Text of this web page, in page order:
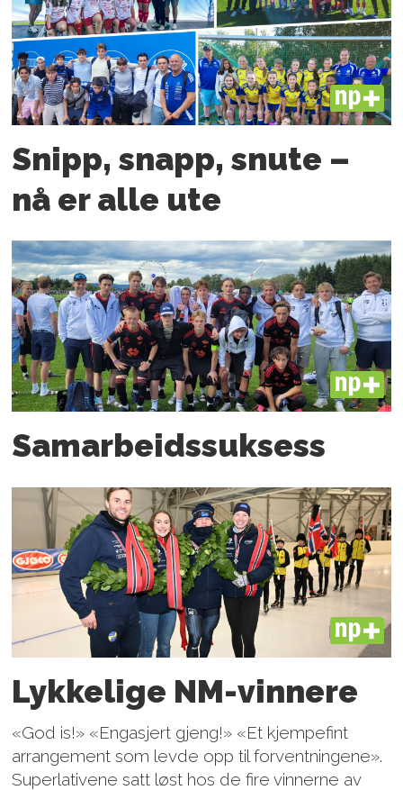
PLUS
Snipp, snapp, snute –
nå er alle ute
PLUS
Samarbeids­suksess
PLUS
Lykkelige NM-vinnere
«God is!» «Engasjert gjeng!» «Et kjempefint
arrangement som levde opp til forventningene».
Superlativene satt løst hos de fire vinnerne av